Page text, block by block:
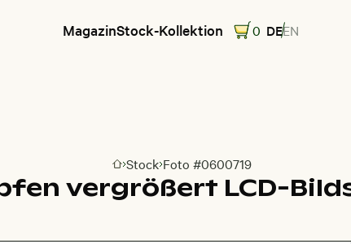
MagazinStock-Kollektion 0 DEEN
Zur Homepage
Stock Foto #0600719
vergrößert LCD-